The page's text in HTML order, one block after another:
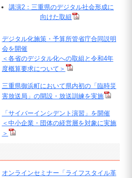
講演2：三重県のデジタル社会形成に
向けた取組
デジタル化施策・予算所管省庁合同説明
会を開催
＜各省のデジタル化への取組と令和4年
度概算要求について＞
三重県御浜町において県内初の「臨時災
害放送局」の開設・放送訓練を実施
「サイバーインシデント演習」を開催
＜中小企業・団体の経営層を対象に実施
＞
オンラインセミナー「ライフスタイル革